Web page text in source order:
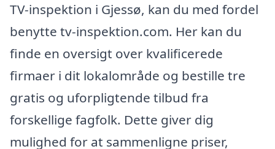
TV-inspektion i Gjessø, kan du med fordel
benytte tv-inspektion.com. Her kan du
finde en oversigt over kvalificerede
firmaer i dit lokalområde og bestille tre
gratis og uforpligtende tilbud fra
forskellige fagfolk. Dette giver dig
mulighed for at sammenligne priser,